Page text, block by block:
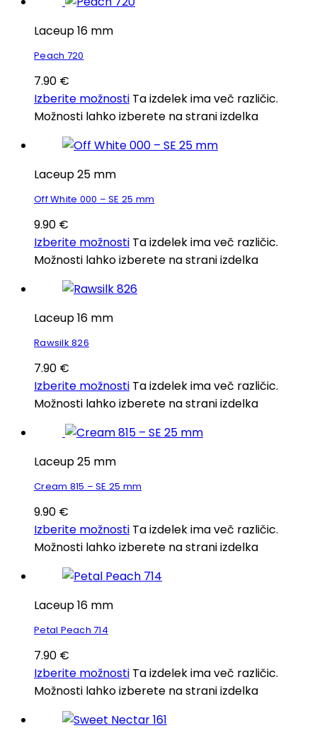
Laceup 16 mm
Peach 720
7.90 €
Izberite možnosti Ta izdelek ima več različic.
Možnosti lahko izberete na strani izdelka
Laceup 25 mm
Off White 000 – SE 25 mm
9.90 €
Izberite možnosti Ta izdelek ima več različic.
Možnosti lahko izberete na strani izdelka
Laceup 16 mm
Rawsilk 826
7.90 €
Izberite možnosti Ta izdelek ima več različic.
Možnosti lahko izberete na strani izdelka
Laceup 25 mm
Cream 815 – SE 25 mm
9.90 €
Izberite možnosti Ta izdelek ima več različic.
Možnosti lahko izberete na strani izdelka
Laceup 16 mm
Petal Peach 714
7.90 €
Izberite možnosti Ta izdelek ima več različic.
Možnosti lahko izberete na strani izdelka